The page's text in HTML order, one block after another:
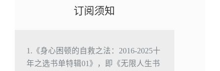
订阅须知
1.《身心困顿的自救之法：2016-2025十
年之选书单特辑01》，即《无限人生书